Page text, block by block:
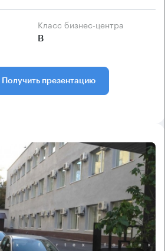
Класс бизнес-центра
B
Получить презентацию